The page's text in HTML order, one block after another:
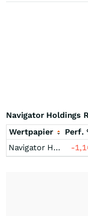
Navigator Holdings
Wertpapier
Perf.
Navigator Holdings
-